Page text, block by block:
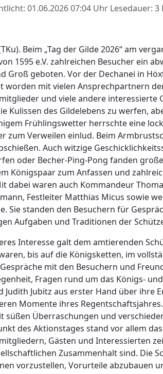
01.06.2026 07:04 Uhr Lesedauer:
Beim „Tag der Gilde 2026“ am
1595 e.V. zahlreichen Besucher ein
Groß geboten. Vor der Dechanei in
worden mit vielen Ansprechpartnern
und viele andere interessierte
Kulissen des Gildelebens zu werfen,
Frühlingswetter herrschte eine
zum Verweilen einlud. Beim
Auch witzige
oder Becher-Ping-Pong fanden
Königspaar zum Anfassen und
dabei waren auch Kommandeur
Festleiter Matthias Micus sowie
Sie standen den Besuchern für
Aufgaben und Traditionen der
Interesse galt dem amtierenden
bis auf die Königsketten, im
mit den Besuchern und
Fragen rund um das Königs-
Judith Jubitz aus erster Hand über
Momente ihres
süßen Überraschungen und
des Aktionstages stand vor allem
Gästen und Interessierten
Zusammenhalt sind. Die
vorzustellen, Vorurteile abzubauen